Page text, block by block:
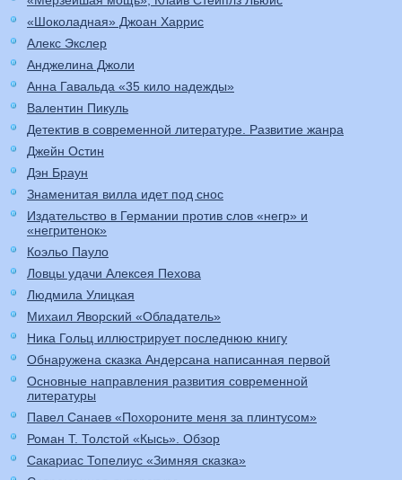
«Шоколадная» Джоан Харрис
Алекс Экслер
Анджелина Джоли
Анна Гавальда «35 кило надежды»
Валентин Пикуль
Детектив в современной литературе. Развитие жанра
Джейн Остин
Дэн Браун
Знаменитая вилла идет под снос
Издательство в Германии против слов «негр» и
«негритенок»
Коэльо Пауло
Ловцы удачи Алексея Пехова
Людмила Улицкая
Михаил Яворский «Обладатель»
Ника Гольц иллюстрирует последнюю книгу
Обнаружена сказка Андерсана написанная первой
Основные направления развития современной
литературы
Павел Санаев «Похороните меня за плинтусом»
Роман Т. Толстой «Кысь». Обзор
Сакариас Топелиус «Зимняя сказка»